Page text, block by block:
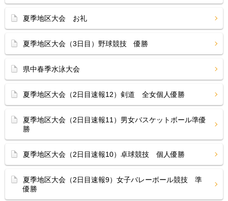
夏季地区大会 お礼
夏季地区大会（3日目）野球競技 優勝
県中春季水泳大会
夏季地区大会（2日目速報12）剣道 全女個人優勝
夏季地区大会（2日目速報11）男女バスケットボール準優
勝
夏季地区大会（2日目速報10）卓球競技 個人優勝
夏季地区大会（2日目速報9）女子バレーボール競技 準
優勝